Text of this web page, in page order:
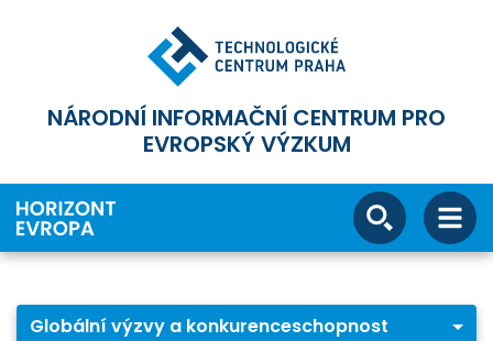
NÁRODNÍ INFORMAČNÍ CENTRUM PRO
EVROPSKÝ VÝZKUM
Globální výzvy a konkurenceschopnost